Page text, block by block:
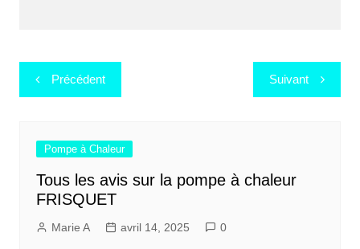
Navigation
de
Précédent Suivant
Pompe à Chaleur
Tous les avis sur la pompe à chaleur
FRISQUET
Marie A avril 14, 2025 0